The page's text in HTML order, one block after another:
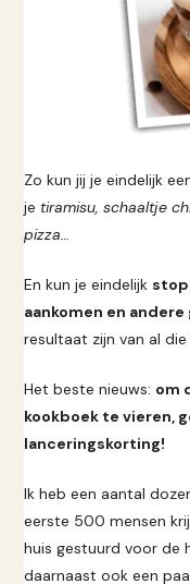
Zo kun jij je eindelijk
je tiramisu, schaaltje
pizza…
En kun je eindelijk
aankomen en
resultaat zijn van al
Het beste nieuws: om
kookboek te vieren,
lanceringskorting!
Ik heb een aantal
eerste 500 mensen
huis gestuurd voor de
daarnaast ook een